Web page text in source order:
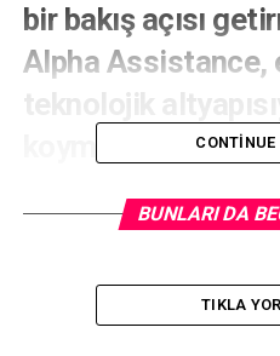
bir bakış açısı
Alpha Assistance,
koymaya
CONTINUE
BUNLARI DA
TIKLA